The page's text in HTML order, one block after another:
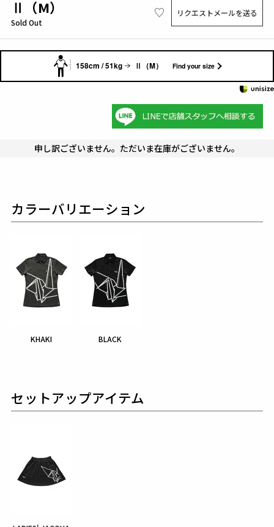
Ⅱ（M）
Sold Out
リクエストメールを送る
158cm / 51kg Ⅱ（M） Find your size
申し訳ございません。ただいま在庫がございません。
カラーバリエーション
KHAKI BLACK
セットアップアイテム